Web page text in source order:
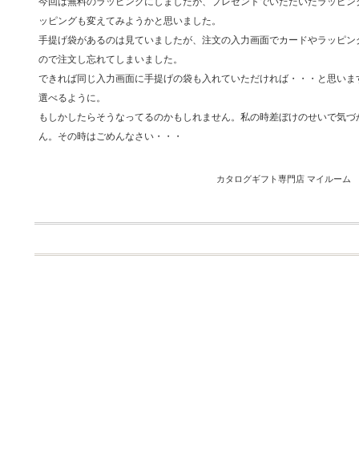
ッピングも変えてみようかと思いました。
手提げ袋があるのは見ていましたが、注文の入力画面でカードやラッピ
ので注文し忘れてしまいました。
できれば同じ入力画面に手提げの袋も入れていただければ・・・と思い
選べるように。
もしかしたらそうなってるのかもしれません。私の時差ぼけのせいで気
ん。その時はごめんなさい・・・
カタログギフト専門店 マイルー